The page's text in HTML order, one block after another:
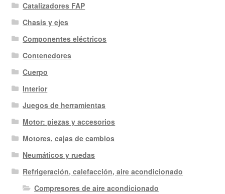
Catalizadores FAP
Chasis y ejes
Componentes eléctricos
Contenedores
Cuerpo
Interior
Juegos de herramientas
Motor: piezas y accesorios
Motores, cajas de cambios
Neumáticos y ruedas
Refrigeración, calefacción, aire acondicionado
Compresores de aire acondicionado